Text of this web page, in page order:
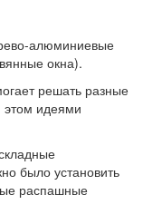
алюминиевые
окна).
решать разные
этом идеями
было установить
распашные